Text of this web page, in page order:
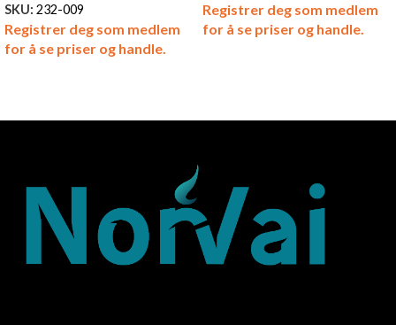
SKU: 232-009
Registrer deg som medlem
for å se priser og handle.
Registrer deg som medlem
for å se priser og handle.